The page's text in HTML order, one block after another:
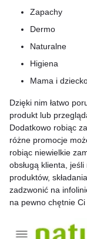
Zapachy
Dermo
Naturalne
Higiena
Mama i
Dzięki nim łatwo
produkt lub
Dodatkowo robiąc
różne promocje
robiąc niewielkie
obsługą klienta,
produktów,
zadzwonić na
na pewno chętnie Ci